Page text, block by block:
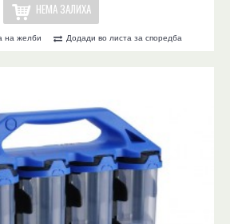
НЕМА ЗАЛИХА
на желби Додади во листа за споредба